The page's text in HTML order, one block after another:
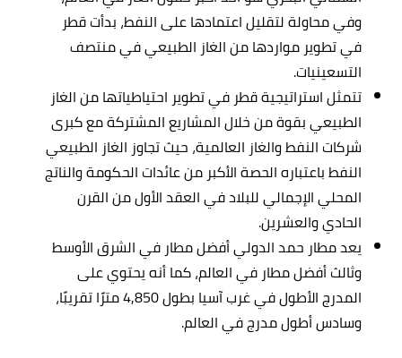
وفي محاولة لتقليل اعتمادها على النفط، بدأت قطر
في تطوير مواردها من الغاز الطبيعي في منتصف
التسعينيات.
تتمثل استراتيجية قطر في تطوير احتياطياتها من الغاز
الطبيعي بقوة من خلال المشاريع المشتركة مع كبرى
شركات النفط والغاز العالمية، حيث تجاوز الغاز الطبيعي
النفط باعتباره الحصة الأكبر من عائدات الحكومة والناتج
المحلي الإجمالي للبلاد في العقد الأول من القرن
الحادي والعشرين.
يعد مطار حمد الدولي أفضل مطار في الشرق الأوسط
وثالث أفضل مطار في العالم، كما أنه يحتوي على
المدرج الأطول في غرب آسيا بطول 4,850 مترًا تقريبًا،
وسادس أطول مدرج في العالم.